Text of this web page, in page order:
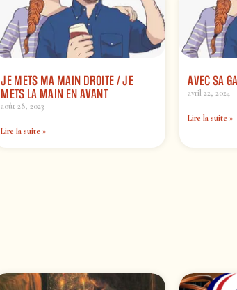
JE METS MA MAIN DROITE / JE
METS LA MAIN EN AVANT
août 28, 2023
Lire la suite »
AVEC SA
avril 22, 2024
Lire la suite »